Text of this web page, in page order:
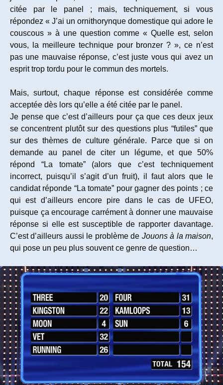
citée par le panel ; mais, techniquement, si vous
répondez « J’ai un ornithorynque domestique qui adore le
couscous » à une question comme « Quelle est, selon
vous, la meilleure technique pour bronzer ? », ce n’est
pas une mauvaise réponse, c’est juste vous qui avez un
esprit trop tordu pour le commun des mortels.
Mais, surtout, chaque réponse est considérée comme
acceptée dès lors qu’elle a été citée par le panel.
Je pense que c’est d’ailleurs pour ça que ces deux jeux
se concentrent plutôt sur des questions plus “futiles” que
sur des thèmes de culture générale. Parce que si on
demande au panel de citer un légume, et que 50%
répond “La tomate” (alors que c’est techniquement
incorrect, puisqu’il s’agit d’un fruit), il faut alors que le
candidat réponde “La tomate” pour gagner des points ; ce
qui est d’ailleurs encore pire dans le cas de UFEO,
puisque ça encourage carrément à donner une mauvaise
réponse si elle est susceptible de rapporter davantage.
C’est d’ailleurs aussi le problème de Jouons à la maison,
qui pose un peu plus souvent ce genre de question…